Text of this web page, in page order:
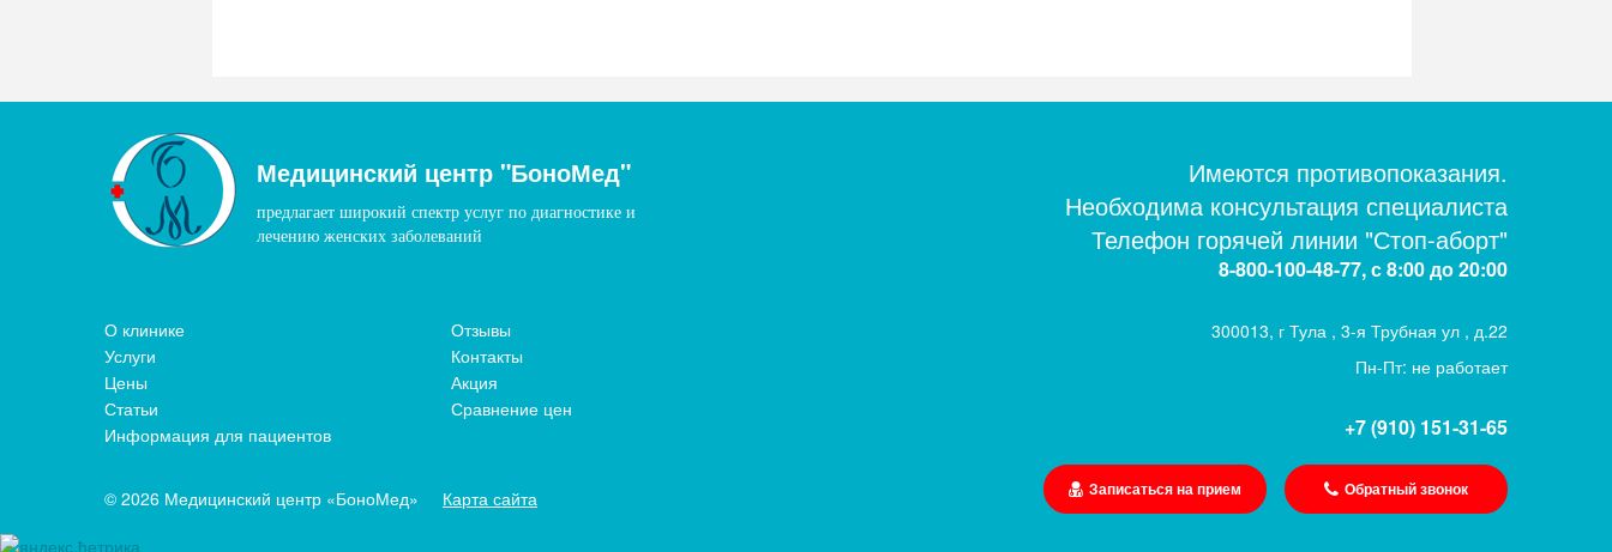
Медицинский центр "БоноМед"
предлагает широкий спектр услуг по диагностике и
лечению женских заболеваний
Имеются противопоказания.
Необходима консультация специалиста
Телефон горячей линии "Стоп-аборт"
8-800-100-48-77, с 8:00 до 20:00
О клинике
Услуги
Цены
Статьи
Информация для пациентов
Отзывы
Контакты
Акция
Сравнение цен
© 2026 Медицинский центр «БоноМед» Карта сайта
300013, г Тула , 3-я Трубная ул , д.22
Пн-Пт: не работает
+7 (910) 151-31-65
Записаться на прием Обратный звонок